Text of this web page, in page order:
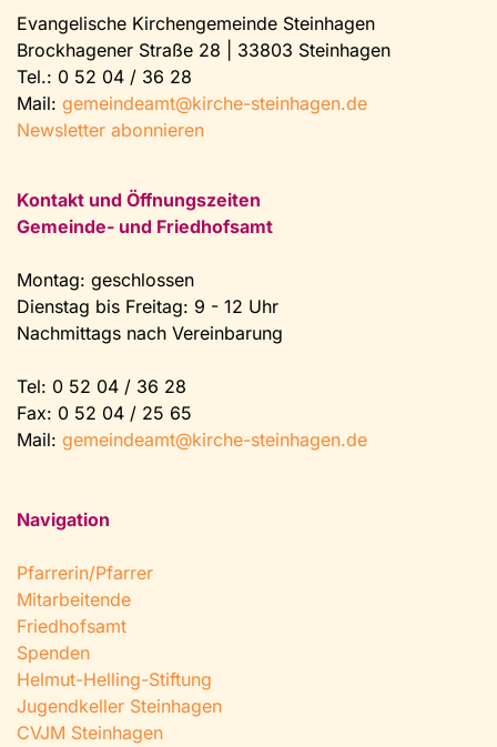
Evangelische Kirchengemeinde Steinhagen
Brockhagener Straße 28 | 33803 Steinhagen
Tel.: 0 52 04 / 36 28
Mail: gemeindeamt@kirche-steinhagen.de
Newsletter abonnieren
Kontakt und Öffnungszeiten
Gemeinde- und Friedhofsamt
Montag: geschlossen
Dienstag bis Freitag: 9 - 12 Uhr
Nachmittags nach Vereinbarung
Tel: 0 52 04 / 36 28
Fax: 0 52 04 / 25 65
Mail: gemeindeamt@kirche-steinhagen.de
Navigation
Pfarrerin/Pfarrer
Mitarbeitende
Friedhofsamt
Spenden
Helmut-Helling-Stiftung
Jugendkeller Steinhagen
CVJM Steinhagen